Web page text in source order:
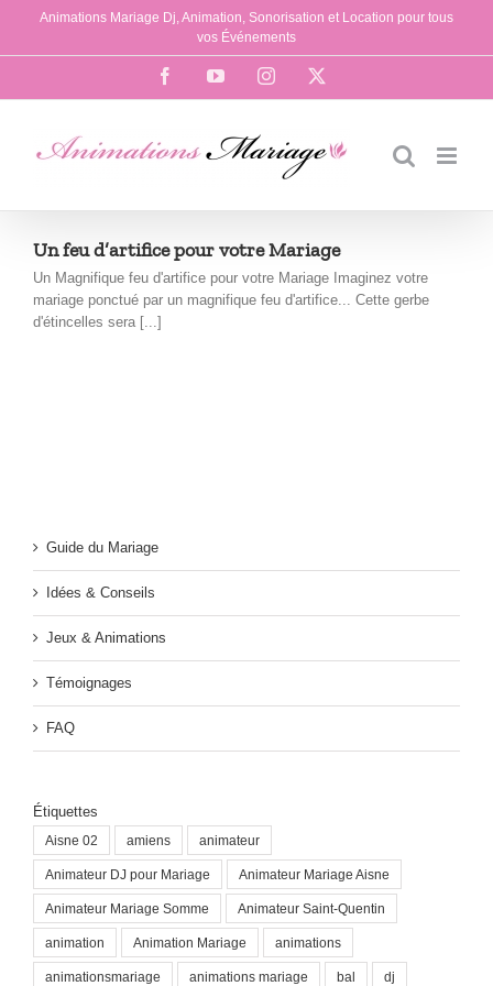
Passer
contenu
Animations Mariage Dj, Animation, Sonorisation et Location pour tous
vos Événements
FacebookYouTubeInstagram
Un feu d’artifice pour votre Mariage
Un Magnifique feu d'artifice pour votre Mariage Imaginez votre
mariage ponctué par un magnifique feu d'artifice... Cette gerbe
d'étincelles sera [...]
Guide du Mariage
Idées & Conseils
Jeux & Animations
Témoignages
FAQ
Étiquettes
Aisne 02 amiens animateur
Animateur DJ pour Mariage Animateur Mariage Aisne
Animateur Mariage Somme Animateur Saint-Quentin
animation Animation Mariage animations
animationsmariage animations mariage bal dj